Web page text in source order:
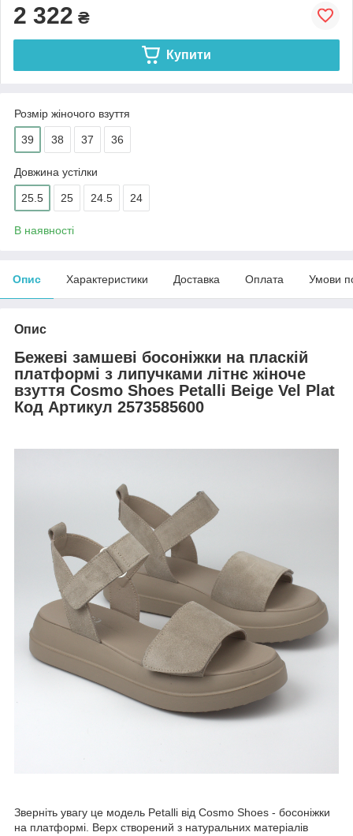
2 322 ₴
Купити
Розмір жіночого взуття
39 38 37 36
Довжина устілки
25.5 25 24.5 24
В наявності
Опис Характеристики Доставка Оплата Умови
Опис
Бежеві замшеві босоніжки на пласкій
платформі з липучками літнє жіноче
взуття Cosmo Shoes Petalli Beige Vel Plat
Код Артикул 2573585600
Зверніть увагу це модель Petalli від Cosmo Shoes - босоніжки
на платформі. Верх створений з натуральних матеріалів